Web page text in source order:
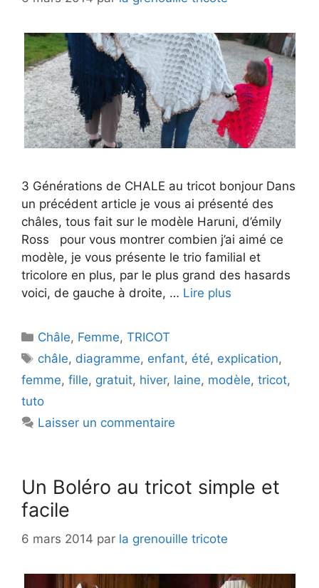
3 Générations de CHALE au tricot bonjour Dans
un précédent article je vous ai présenté des
châles, tous fait sur le modèle Haruni, d’émily
Ross pour vous montrer combien j’ai aimé ce
modèle, je vous présente le trio familial et
tricolore en plus, par le plus grand des hasards
voici, de gauche à droite, … Lire plus
Catégories
Châle, Femme,TRICOT
Étiquettes
châle, diagramme, enfant, été, explication,
femme, fille, gratuit, hiver, laine, modèle, tricot,
tuto
Laisser un commentaire
Un Boléro au tricot simple et
facile
6 mars 2014 par la grenouille tricote